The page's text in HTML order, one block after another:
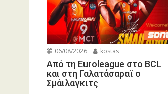
06/08/2026 kostas
Από τη Euroleague στο BCL
και στη Γαλατάσαραϊ ο
Σμάιλαγκιτς